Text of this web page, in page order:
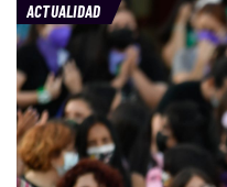
ACTUALIDAD